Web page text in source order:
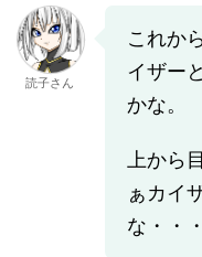
読子さん
これか
イザー
かな。
上から
ぁカイ
な・・・